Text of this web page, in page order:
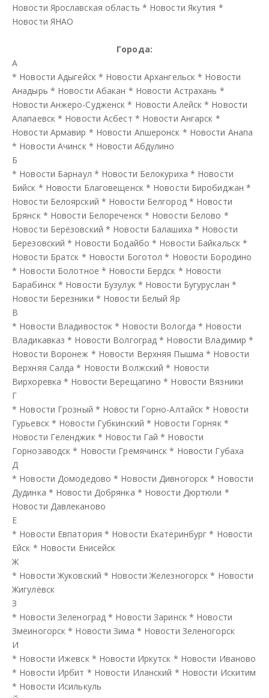
Новости Ярославская область * Новости Якутия *
Новости ЯНАО
Города:
А
* Новости Адыгейск * Новости Архангельск * Новости
Анадырь * Новости Абакан * Новости Астрахань *
Новости Анжеро-Судженск * Новости Алейск * Новости
Алапаевск * Новости Асбест * Новости Ангарск *
Новости Армавир * Новости Апшеронск * Новости Анапа
* Новости Ачинск * Новости Абдулино
Б
* Новости Барнаул * Новости Белокуриха * Новости
Бийск * Новости Благовещенск * Новости Биробиджан *
Новости Белоярский * Новости Белгород * Новости
Брянск * Новости Белореченск * Новости Белово *
Новости Берёзовский * Новости Балашиха * Новости
Березовский * Новости Бодайбо * Новости Байкальск *
Новости Братск * Новости Боготол * Новости Бородино
* Новости Болотное * Новости Бердск * Новости
Барабинск * Новости Бузулук * Новости Бугуруслан *
Новости Березники * Новости Белый Яр
В
* Новости Владивосток * Новости Вологда * Новости
Владикавказ * Новости Волгоград * Новости Владимир *
Новости Воронеж * Новости Верхняя Пышма * Новости
Верхняя Салда * Новости Волжский * Новости
Вирхоревка * Новости Верещагино * Новости Вязники
Г
* Новости Грозный * Новости Горно-Алтайск * Новости
Гурьевск * Новости Губкинский * Новости Горняк *
Новости Геленджик * Новости Гай * Новости
Горнозаводск * Новости Гремячинск * Новости Губаха
Д
* Новости Домодедово * Новости Дивногорск * Новости
Дудинка * Новости Добрянка * Новости Дюртюли *
Новости Давлеканово
Е
* Новости Евпатория * Новости Екатеринбург * Новости
Ейск * Новости Енисейск
Ж
* Новости Жуковский * Новости Железногорск * Новости
Жигулёвск
З
* Новости Зеленоград * Новости Заринск * Новости
Змеиногорск * Новости Зима * Новости Зеленогорск
И
* Новости Ижевск * Новости Иркутск * Новости Иваново
* Новости Ирбит * Новости Иланский * Новости Искитим
* Новости Исилькуль